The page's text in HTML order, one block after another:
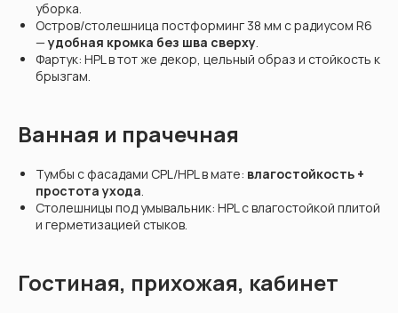
уборка.
Остров/столешница постформинг 38 мм с радиусом R6
— удобная кромка без шва сверху.
Фартук: HPL в тот же декор, цельный образ и стойкость к
брызгам.
Ванная и прачечная
Тумбы с фасадами CPL/HPL в мате: влагостойкость +
простота ухода.
Столешницы под умывальник: HPL с влагостойкой плитой
и герметизацией стыков.
Гостиная, прихожая, кабинет